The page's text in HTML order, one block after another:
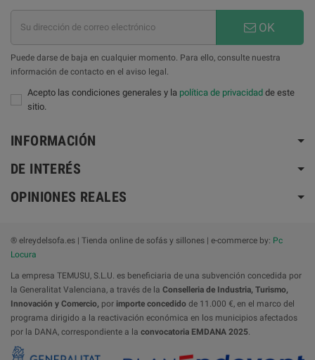
OK
Puede darse de baja en cualquier momento. Para ello, consulte nuestra
información de contacto en el aviso legal.
Acepto las condiciones generales y la política de privacidad de este
sitio.
INFORMACIÓN
DE INTERÉS
OPINIONES REALES
® elreydelsofa.es | Tienda online de sofás y sillones | e-commerce by: Pc
Locura
La empresa TEMUSU, S.L.U. es beneficiaria de una subvención concedida por
la Generalitat Valenciana, a través de la Conselleria de Industria, Turismo,
Innovación y Comercio, por importe concedido de 11.000 €, en el marco del
programa dirigido a la reactivación económica en los municipios afectados
por la DANA, correspondiente a la convocatoria EMDANA 2025